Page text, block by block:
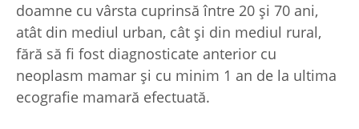
doamne cu vârsta cuprinsă între 20 şi 70 ani,
atât din mediul urban, cât și din mediul rural,
fără să fi fost diagnosticate anterior cu
neoplasm mamar și cu minim 1 an de la ultima
ecografie mamară efectuată.